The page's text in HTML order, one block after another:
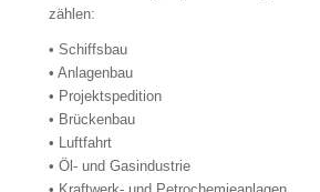
zählen:
• Schiffsbau
• Anlagenbau
• Projektspedition
• Brückenbau
• Luftfahrt
• Öl- und Gasindustrie